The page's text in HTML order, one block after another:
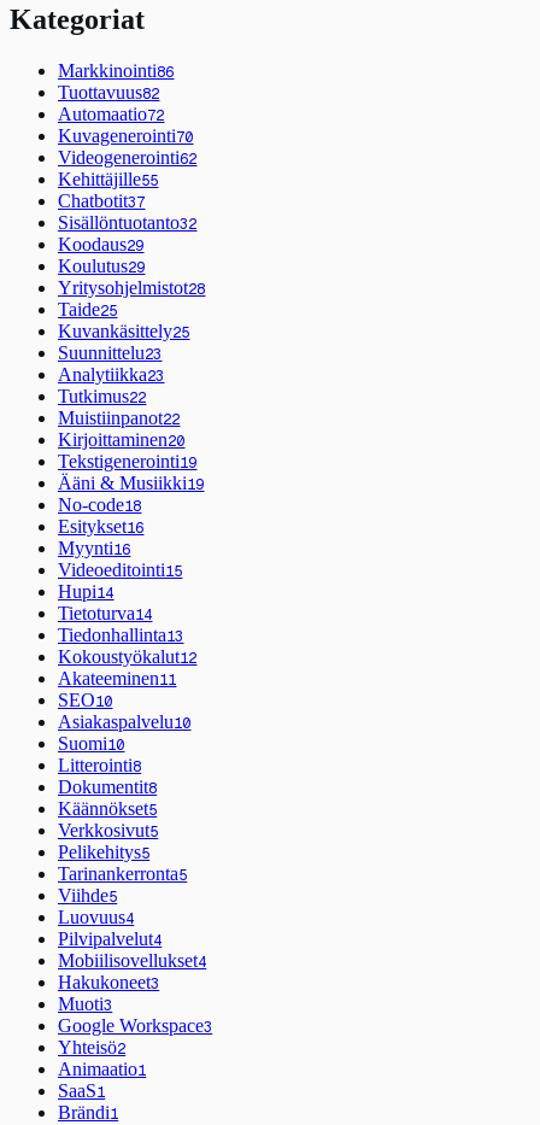
Kategoriat
Markkinointi86
Tuottavuus82
Automaatio72
Kuvagenerointi70
Videogenerointi62
Kehittäjille55
Chatbotit37
Sisällöntuotanto32
Koodaus29
Koulutus29
Yritysohjelmistot28
Taide25
Kuvankäsittely25
Suunnittelu23
Analytiikka23
Tutkimus22
Muistiinpanot22
Kirjoittaminen20
Tekstigenerointi19
Ääni & Musiikki19
No-code18
Esitykset16
Myynti16
Videoeditointi15
Hupi14
Tietoturva14
Tiedonhallinta13
Kokoustyökalut12
Akateeminen11
SEO10
Asiakaspalvelu10
Suomi10
Litterointi8
Dokumentit8
Käännökset5
Verkkosivut5
Pelikehitys5
Tarinankerronta5
Viihde5
Luovuus4
Pilvipalvelut4
Mobiilisovellukset4
Hakukoneet3
Muoti3
Google Workspace3
Yhteisö2
Animaatio1
SaaS1
Brändi1